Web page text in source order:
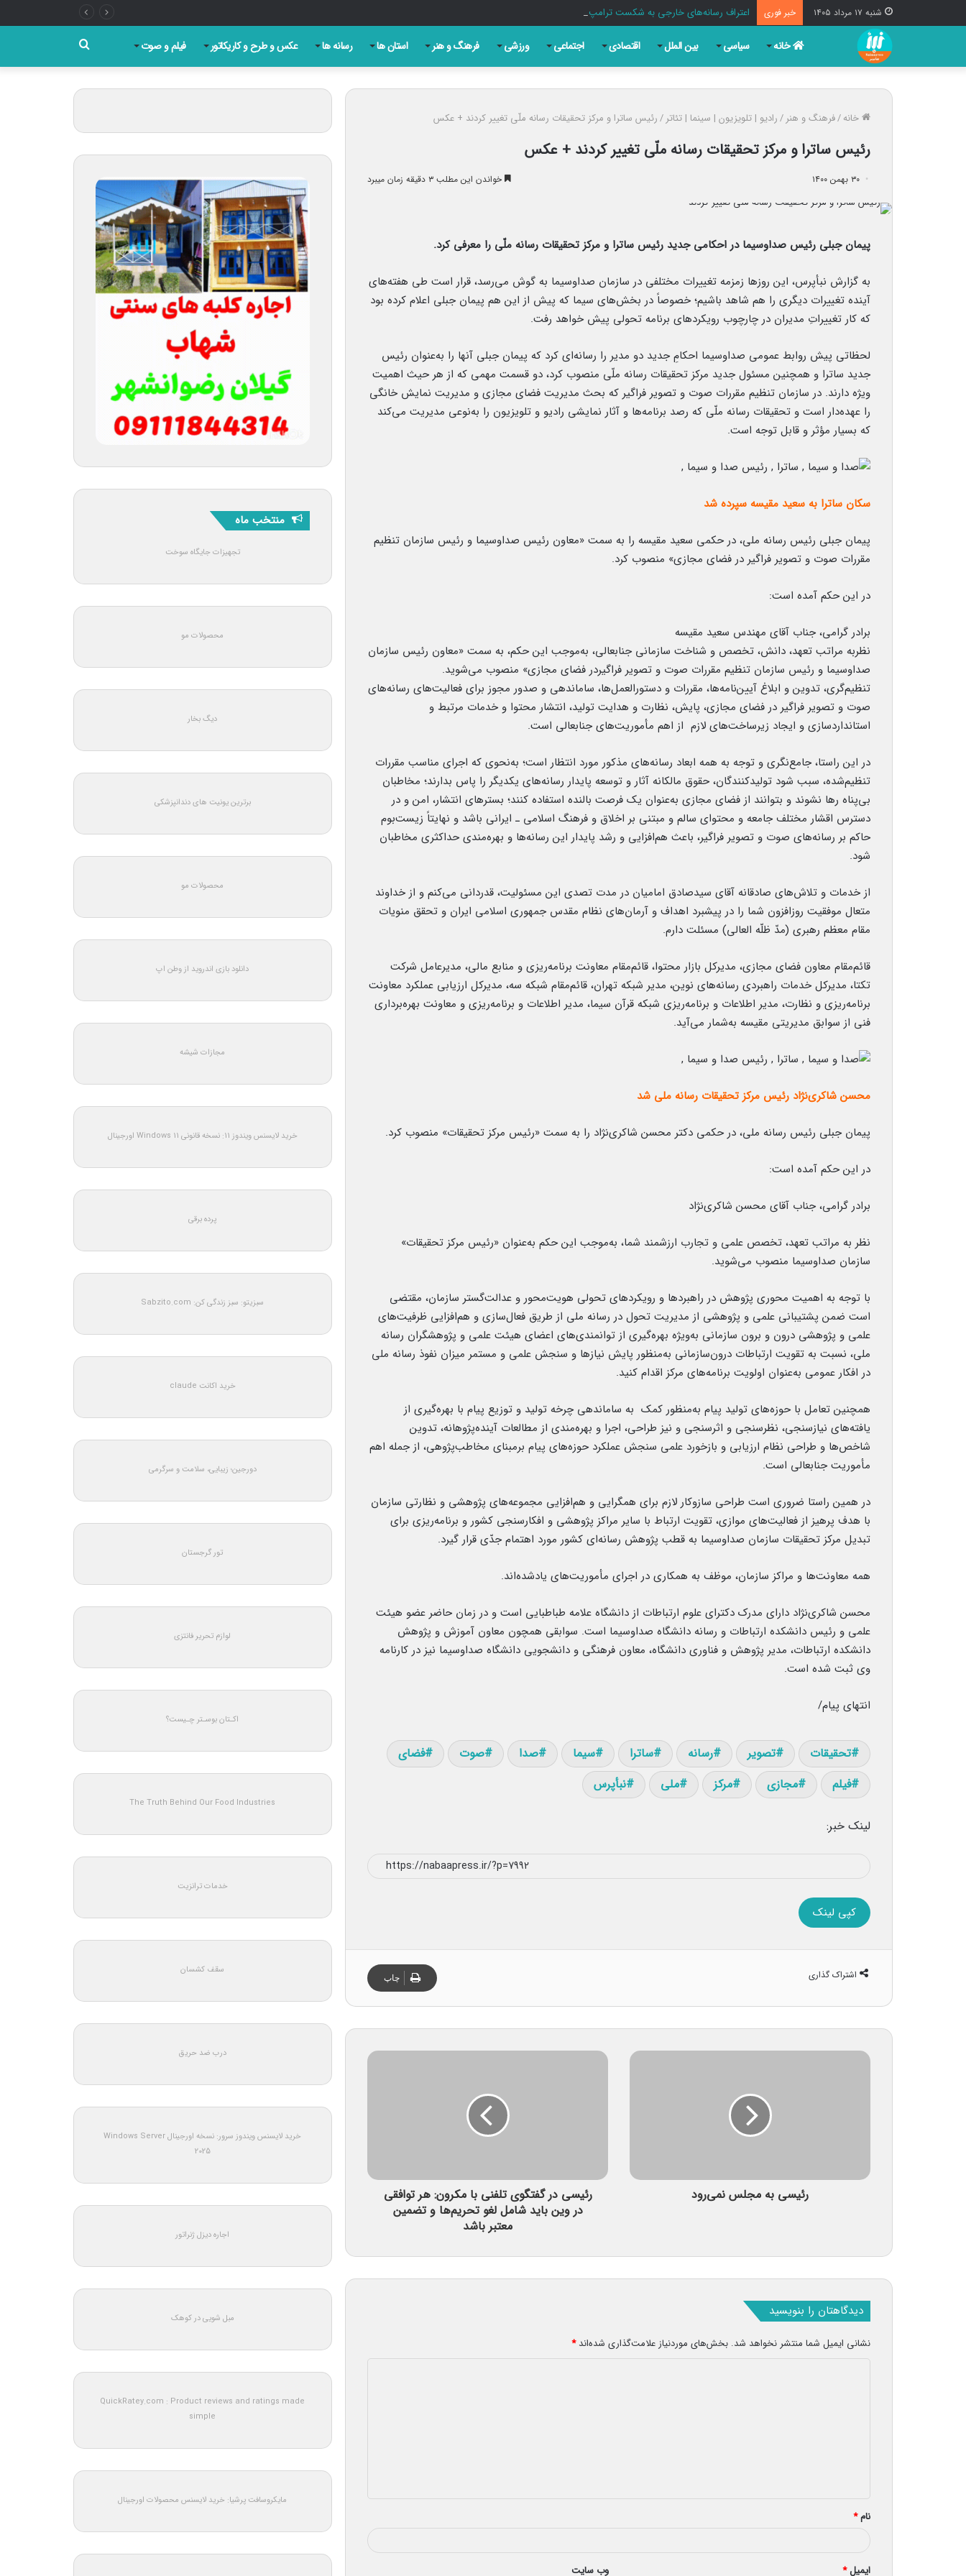
شنبه ۱۷ مرداد ۱۴۰۵ خبر فوری اعتراف رسانه‌های خارجی به شکست ترامپ حاصل مجاهدت رسانه‌های انقلابی است
خانه سیاسی بین الملل اقتصادی اجتماعی ورزشی فرهنگ و هنر استان ها رسانه ها عکس و طرح و کاریکاتور فیلم و صوت
برای
خانه/فرهنگ و هنر /رادیو | تلویزیون | سینما | تئاتر /رئیس ساترا و مرکز تحقیقات رسانه ملّی تغییر کردند + عکس
رئیس ساترا و مرکز تحقیقات رسانه ملّی تغییر کردند + عکس
۳۰ بهمن ۱۴۰۰ خواندن این مطلب ۳ دقیقه زمان میبرد
پیمان جبلی رئیس صداوسیما در احکامی جدید رئیس ساترا و مرکز تحقیقات رسانه ملّی را معرفی کرد.
به گزارش نبأپرس، این روزها زمزمه تغییرات مختلفی در سازمان صداوسیما به گوش می‌رسد، قرار است طی هفته‌های
آینده تغییرات دیگری را هم شاهد باشیم؛ خصوصاً در بخش‌های سیما که پیش از این هم پیمان جبلی اعلام کرده بود
که کار تغییراتِ مدیران در چارچوب رویکردهای برنامه تحولی پیش خواهد رفت.
لحظاتی پیش روابط عمومی صداوسیما احکامِ جدید دو مدیر را رسانه‌ای کرد که پیمان جبلی آنها را به‌عنوان رئیس
جدید ساترا و همچنین مسئول جدید مرکز تحقیقات رسانه ملّی منصوب کرد، دو قسمت مهمی که از هر حیث اهمیت
ویژه دارند. در سازمان تنظیم مقررات صوت و تصویر فراگیر که بحث مدیریت فضای مجازی و مدیریت نمایش خانگی
را عهده‌دار است و تحقیقات رسانه ملّی که رصد برنامه‌ها و آثار نمایشی رادیو و تلویزیون را به‌نوعی مدیریت می‌کند
که بسیار مؤثر و قابل توجه است.
سکان ساترا به سعید مقیسه سپرده شد
پیمان جبلی رئیس رسانه ملی، در حکمی سعید مقیسه را به سمت «معاون رئیس صداوسیما و رئیس سازمان تنظیم
مقررات صوت و تصویر فراگیر در فضای مجازی» منصوب کرد.
در این حکم آمده است:
برادر گرامی، جناب آقای مهندس سعید مقیسه
نظربه مراتب تعهد، دانش، تخصص و شناخت سازمانی جنابعالی، به‌موجب این حکم، به سمت «معاون رئیس سازمان
صداوسیما و رئیس سازمان تنظیم مقررات صوت و تصویر فراگیردر فضای مجازی» منصوب می‌شوید.
تنظیم‌گری، تدوین و ابلاغ آیین‌نامه‌ها، مقررات و دستورالعمل‌ها، ساماندهی و صدور مجوز برای فعالیت‌های رسانه‌های
صوت و تصویر فراگیر در فضای مجازی، پایش، نظارت و هدایت تولید، انتشار محتوا و خدمات مرتبط و
استانداردسازی و ایجاد زیرساخت‌های لازم از اهم مأموریت‌های جنابعالی است.
در این راستا، جامع‌نگری و توجه به همه ابعاد رسانه‌های مذکور مورد انتظار است؛ به‌نحوی که اجرای مناسب مقررات
تنظیم‌شده، سبب شود تولیدکنندگان، حقوق مالکانه آثار و توسعه پایدار رسانه‌های یکدیگر را پاس بدارند؛ مخاطبان
بی‌پناه رها نشوند و بتوانند از فضای مجازی به‌عنوان یک فرصت بالنده استفاده کنند؛ بسترهای انتشار، امن و در
دسترس اقشار مختلف جامعه و محتوای سالم و مبتنی بر اخلاق و فرهنگ اسلامی ـ ایرانی باشد و نهایتاً زیست‌بوم
حاکم بر رسانه‌های صوت و تصویر فراگیر، باعث هم‌افزایی و رشد پایدار این رسانه‌ها و بهره‌مندی حداکثری مخاطبان
شود.
از خدمات و تلاش‌های صادقانه آقای سیدصادق امامیان در مدت تصدی این مسئولیت، قدردانی می‌کنم و از خداوند
متعال موفقیت روزافزون شما را در پیشبرد اهداف و آرمان‌های نظام مقدس جمهوری اسلامی ایران و تحقق منویات
مقام معظم رهبری (مدّ ظلّه العالی) مسئلت دارم.
قائم‌مقام معاون فضای مجازی، مدیرکل بازار محتوا، قائم‌مقام معاونت برنامه‌ریزی و منابع مالی، مدیرعامل شرکت
تکتا، مدیرکل خدمات راهبردی رسانه‌های نوین، مدیر شبکه تهران، قائم‌مقام شبکه سه، مدیرکل ارزیابی عملکرد معاونت
برنامه‌ریزی و نظارت، مدیر اطلاعات و برنامه‌ریزی شبکه قرآن سیما، مدیر اطلاعات و برنامه‌ریزی و معاونت بهره‌برداری
فنی از سوابق مدیریتی مقیسه به‌شمار می‌آید.
محسن شاکری‌نژاد رئیس مرکز تحقیقات رسانه ملی شد
پیمان جبلی رئیس رسانه ملی، در حکمی دکتر محسن شاکری‌نژاد را به سمت «رئیس مرکز تحقیقات» منصوب کرد.
در این حکم آمده است:
برادر گرامی، جناب آقای محسن شاکری‌نژاد
نظر به مراتب تعهد، تخصص علمی و تجارب ارزشمند شما، به‌موجب این حکم به‌عنوان «رئیس مرکز تحقیقات»
سازمان صداوسیما منصوب می‌شوید.
با توجه به اهمیت محوری پژوهش در راهبردها و رویکردهای تحولی هویت‌محور و عدالت‌گستر سازمان، مقتضی
است ضمن پشتیبانی علمی و پژوهشی از مدیریت تحول در رسانه ملی از طریق فعال‌سازی و هم‌افزایی ظرفیت‌های
علمی و پژوهشی درون و برون سازمانی به‌ویژه بهره‌گیری از توانمندی‌های اعضای هیئت علمی و پژوهشگران رسانه
ملی، نسبت به تقویت ارتباطات درون‌سازمانی به‌منظور پایش نیازها و سنجش علمی و مستمر میزان نفوذ رسانه ملی
در افکار عمومی به‌عنوان اولویت برنامه‌های مرکز اقدام کنید.
همچنین تعامل با حوزه‌های تولید پیام به‌منظور کمک به ساماندهی چرخه تولید و توزیع پیام با بهره‌گیری از
یافته‌های نیازسنجی، نظرسنجی و اثرسنجی و نیز طراحی، اجرا و بهره‌مندی از مطالعات آینده‌پژوهانه، تدوین
شاخص‌ها و طراحی نظام ارزیابی و بازخورد علمی سنجش عملکرد حوزه‌های پیام برمبنای مخاطب‌پژوهی، از جمله اهم
مأموریت جنابعالی است.
در همین راستا ضروری است طراحی سازوکار لازم برای همگرایی و هم‌افزایی مجموعه‌های پژوهشی و نظارتی سازمان
با هدف پرهیز از فعالیت‌های موازی، تقویت ارتباط با سایر مراکز پژوهشی و افکارسنجی کشور و برنامه‌ریزی برای
تبدیل مرکز تحقیقات سازمان صداوسیما به قطب پژوهش رسانه‌ای کشور مورد اهتمام جدّی قرار گیرد.
همه معاونت‌ها و مراکز سازمان، موظف به همکاری در اجرای مأموریت‌های یاد‌شده‌اند.
محسن شاکری‌نژاد دارای مدرک دکترای علوم ارتباطات از دانشگاه علامه طباطبایی است و در زمان حاضر عضو هیئت
علمی و رئیس دانشکده ارتباطات و رسانه دانشگاه صداوسیما است. سوابقی همچون معاون آموزش و پژوهش
دانشکده ارتباطات، مدیر پژوهش و فناوری دانشگاه، معاون فرهنگی و دانشجویی دانشگاه صداوسیما نیز در کارنامه
وی ثبت شده است.
انتهای پیام/
تحقیقات تصویر رسانه ساترا سیما صدا صوت
فضای
فیلم
مجازی مرکز ملی نبأپرس
لینک خبر:
کپی لینک
اشتراک گذاری چاپ
رئیسی به مجلس نمی‌رود
رئیسی در گفتگوی تلفنی با مکرون: هر توافقی
در وین باید شامل لغو تحریم‌ها و تضمین
معتبر باشد
دیدگاهتان را بنویسید
نشانی ایمیل شما منتشر نخواهد شد. بخش‌های موردنیاز علامت‌گذاری شده‌اند*
*
نام*
ایمیل* وب‌ سایت
منتخب ماه
تجهیزات جایگاه سوخت
محصولات مو
دیگ بخار
برترین یونیت های دندانپزشکی
محصولات مو
دانلود بازی اندروید از وطن اپ
مجازات شیشه
خرید لایسنس ویندوز 11: نسخه قانونی Windows 11 اورجینال
پرده برقی
سبزیتو: سبز زندگی کن: Sabzito.com
خرید اکانت claude
دورجین؛ زیبایی، سلامت و سرگرمی
تور گرجستان
لوازم تحریر فانتزی
اکـتان بوسـتر چـیست؟
The Truth Behind Our Food Industries
خدمات ترانزیت
سقف کشسان
درب ضد حریق
خرید لایسنس ویندوز سرور: نسخه اورجینال Windows Server
2025
اجاره دیزل ژنراتور
مبل شویی در کوهک
QuickRatey.com : Product reviews and ratings made
simple
مایکروسافت پرشیا: خرید لایسنس محصولات اورجینال